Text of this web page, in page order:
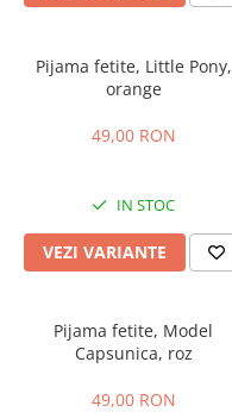
Pijama fetite, Little Pony,
orange
49,00 RON
IN STOC
VEZI VARIANTE
Pijama fetite, Model
Capsunica, roz
49,00 RON